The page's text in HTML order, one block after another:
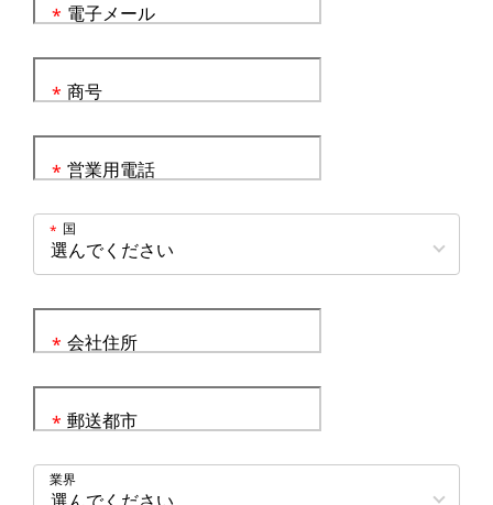
電子メール
*
商号
*
営業用電話
*
国
*
会社住所
*
郵送都市
*
業界